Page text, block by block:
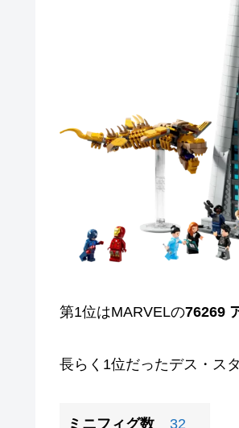
第1位はMARVELの76269
長らく1位だったデス・ス
ミニフィグ数 32